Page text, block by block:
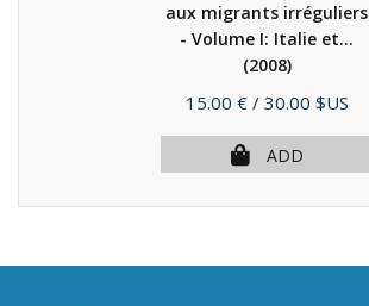
aux migrants irréguliers
- Volume I: Italie et...
(2008)
Price
15.00 € / 30.00 $US
ADD